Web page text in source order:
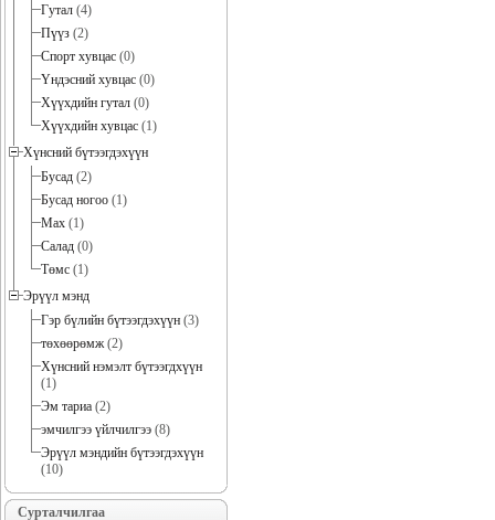
Гутал (4)
Пүүз (2)
Спорт хувцас (0)
Үндэсний хувцас (0)
Хүүхдийн гутал (0)
Хүүхдийн хувцас (1)
Хүнсний бүтээгдэхүүн
Бусад (2)
Бусад ногоо (1)
Мах (1)
Салад (0)
Төмс (1)
Эрүүл мэнд
Гэр бүлийн бүтээгдэхүүн (3)
төхөөрөмж(2)
Хүнсний нэмэлт бүтээгдхүүн
(1)
Эм тариа (2)
эмчилгээ үйлчилгээ (8)
Эрүүл мэндийн бүтээгдэхүүн
(10)
Сурталчилгаа